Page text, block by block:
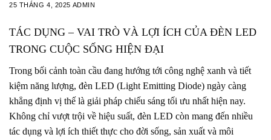
25 THÁNG 4, 2025 ADMIN
TÁC DỤNG – VAI TRÒ VÀ LỢI ÍCH CỦA ĐÈN LED
TRONG CUỘC SỐNG HIỆN ĐẠI
Trong bối cảnh toàn cầu đang hướng tới công nghệ xanh và tiết
kiệm năng lượng, đèn LED (Light Emitting Diode) ngày càng
khẳng định vị thế là giải pháp chiếu sáng tối ưu nhất hiện nay.
Không chỉ vượt trội về hiệu suất, đèn LED còn mang đến nhiều
tác dụng và lợi ích thiết thực cho đời sống, sản xuất và môi